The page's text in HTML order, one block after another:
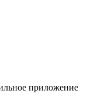
приложение